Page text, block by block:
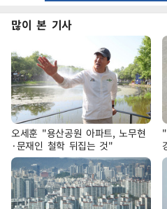
많이 본 기사
오세훈 "용산공원 아파트, 노무현
·문재인 철학 뒤집는 것"